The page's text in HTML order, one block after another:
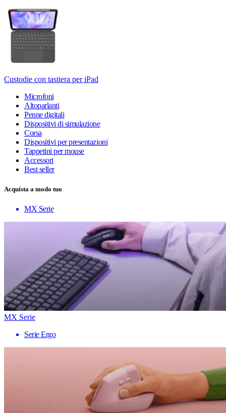
Custodie con tastiera per iPad
Microfoni
Altoparlanti
Penne digitali
Dispositivi di simulazione
Corsa
Dispositivi per presentazioni
Tappetini per mouse
Accessori
Best seller
Acquista a modo tuo
MX Serie
MX Serie
Serie Ergo